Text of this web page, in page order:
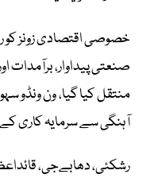
خصوصی اقتصادی زونز کو
صنعتی پیداوار، برآمدات
منتقل کیا گیا، ون ونڈو
آہنگی سے سرمایہ کاری کے
رشکئی، دھابےجی،